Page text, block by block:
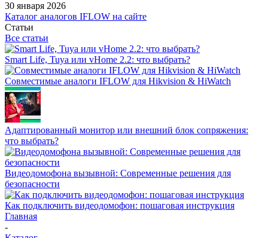
30 января 2026
Каталог аналогов IFLOW на сайте
Статьи
Все статьи
Smart Life, Tuya или vHome 2.2: что выбрать?
Совместимые аналоги IFLOW для Hikvision & HiWatch
Адаптированный монитор или внешний блок сопряжения:
что выбрать?
Видеодомофона вызывной: Современные решения для
безопасности
Как подключить видеодомофон: пошаговая инструкция
Главная
-